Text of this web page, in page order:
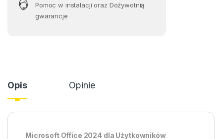
Pomoc w instalacji oraz Dożywotnią
gwarancje
Opis Opinie
Microsoft Office 2024 dla Użytkowników